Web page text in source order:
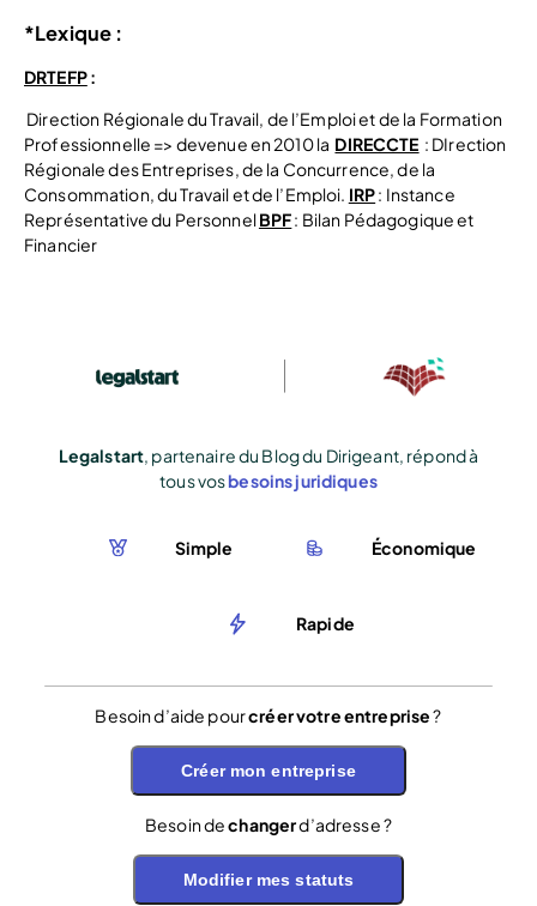
*Lexique :
DRTEFP:
Direction Régionale du Travail, de l’Emploi et de la Formation
Professionnelle => devenue en 2010 la DIRECCTE : DIrection
Régionale des Entreprises, de la Concurrence, de la
Consommation, du Travail et de l’Emploi. IRP: Instance
Représentative du PersonnelBPF: Bilan Pédagogique et
Financier
Legalstart, partenaire du Blog du Dirigeant, répond à
tous vosbesoins juridiques
Simple Économique
Rapide
Besoin d’aide pourcréer votre entreprise?
Créer mon entreprise
Besoin dechangerd’adresse ?
Modifier mes statuts